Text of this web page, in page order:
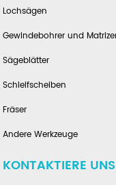
Lochsägen
Gewindebohrer und
Sägeblätter
Schleifscheiben
Fräser
Andere Werkzeuge
KONTAKTIERE UNS